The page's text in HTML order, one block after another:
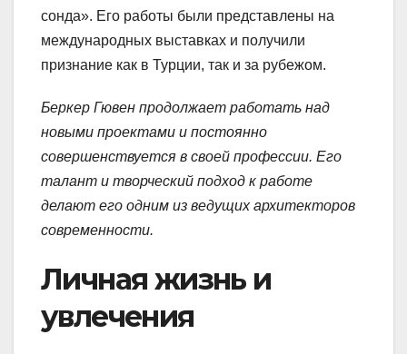
сонда». Его работы были представлены на
международных выставках и получили
признание как в Турции, так и за рубежом.
Беркер Гювен продолжает работать над
новыми проектами и постоянно
совершенствуется в своей профессии. Его
талант и творческий подход к работе
делают его одним из ведущих архитекторов
современности.
Личная жизнь и
увлечения